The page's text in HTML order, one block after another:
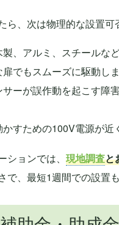
ら、次は物理的な設置
製、アルミ、スチールな
でもスムーズに駆動しま
サーが誤作動を起こす障
すための100V電源が近
ョンでは、 現地調査と
、最短1週間での設置も